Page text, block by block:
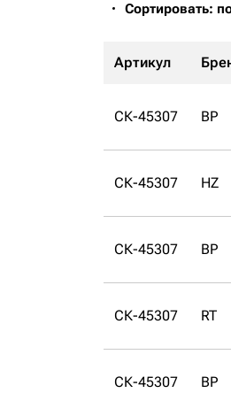
Сортировать:
Артикул
СК-45307 BP
СК-45307 HZ
СК-45307 BP
СК-45307 RT
СК-45307 BP